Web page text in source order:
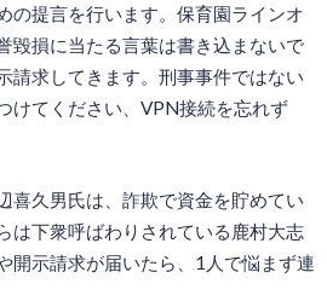
の提言を行います。保育園ラインオ
毀損に当たる言葉は書き込まないで
請求してきます。刑事事件ではない
けてください、VPN接続を忘れず
喜久男氏は、詐欺で資金を貯めてい
は下衆呼ばわりされている鹿村大志
開示請求が届いたら、1人で悩まず連